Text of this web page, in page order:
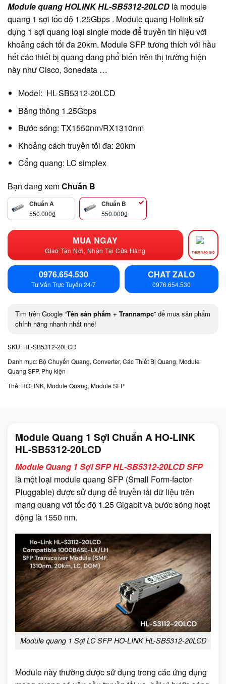
Module quang HOLINK HL-SB5312-20LCD là module
quang 1 sợi tốc độ 1.25Gbps . Module quang Holink sử
dụng 1 sợi quang loại single mode để truyền tín hiệu với
khoảng cách tối đa 20km. Module SFP tương thích với hầu
hết các thiết bị quang đang phổ biến trên thị trường hiện
này như Cisco, 3onedata …
Model: HL-SB5312-20LCD
Băng thông 1.25Gbps
Bước sóng: TX1550nm/RX1310nm
Khoảng cách truyền tối đa: 20km
Cổng quang: LC simplex
Bạn đang xemChuẩn B
Chuẩn A
550.000₫
Chuẩn B
550.000₫
MUA NGAY
Giao Tận Nơi, Nhận Tại Cửa Hàng THÊM VÀO GIỎ
0976.654.530
Tư Vấn Trực Tuyến 24/7
CHAT ZALO
0976.654.530
Tìm trên Google “Tên sản phẩm + Trannampc” để mua sản phẩm
chính hãng nhanh nhất nhé!
SKU: HL-SB5312-20LCD
Danh mục: Bộ Chuyển Quang, Converter, Các Thiết Bị Quang, Module
Quang SFP, Phụ kiện
Thẻ: HOLINK, Module Quang, Module SFP
Module Quang 1 Sợi Chuẩn A HO-LINK
HL-SB5312-20LCD
Module Quang 1 Sợi SFP HL-SB5312-20LCD SFP
là một loại module quang SFP (Small Form-factor
Pluggable) được sử dụng để truyền tải dữ liệu trên
mạng quang với tốc độ 1.25 Gigabit và bước sóng hoạt
động là 1550 nm.
Module quang 1 Sợi LC SFP HO-LINK HL-SB5312-20LCD
Module này thường được sử dụng trong các ứng dụng